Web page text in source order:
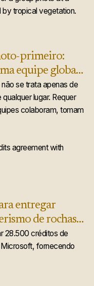
primeiro:
equipe global
se trata apenas de
lugar. Requer
colaboram, tomam
entregar
de rochas
28.500 créditos de
fornecendo